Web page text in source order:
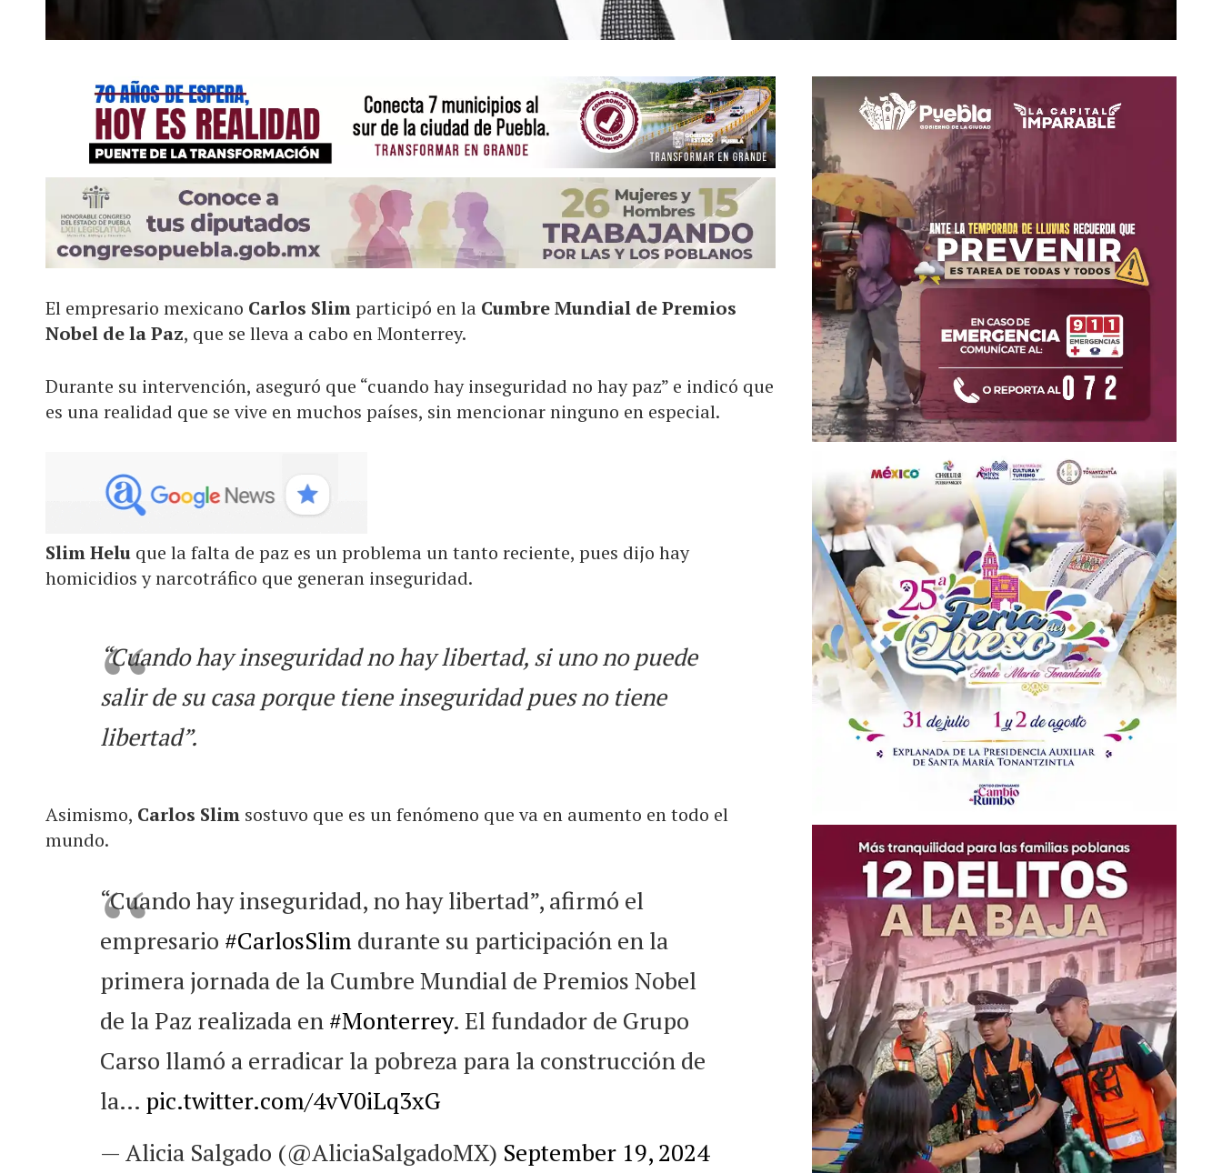
El empresario mexicano Carlos Slimparticipó en la Cumbre Mundial de Premios
Nobel de la Paz, que se lleva a cabo en Monterrey.
Durante su intervención, aseguró que “cuando hay inseguridad no hay paz” e indicó que
es una realidad que se vive en muchos países, sin mencionar ninguno en especial.
Slim Helu que la falta de paz es un problema un tanto reciente, pues dijo hay
homicidios y narcotráfico que generan inseguridad.
“Cuando hay inseguridad no hay libertad, si uno no puede
salir de su casa porque tiene inseguridad pues no tiene
libertad”.
Asimismo, Carlos Slim sostuvo que es un fenómeno que va en aumento en todo el
mundo.
“Cuando hay inseguridad, no hay libertad”, afirmó el
empresario #CarlosSlim durante su participación en la
primera jornada de la Cumbre Mundial de Premios Nobel
de la Paz realizada en #Monterrey. El fundador de Grupo
Carso llamó a erradicar la pobreza para la construcción de
la… pic.twitter.com/4vV0iLq3xG
— Alicia Salgado (@AliciaSalgadoMX) September 19, 2024